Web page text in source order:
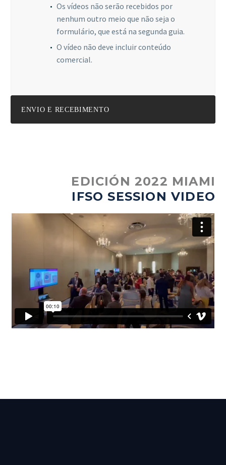
Os vídeos não serão recebidos por
nenhum outro meio que não seja o
formulário, que está na segunda guia.
O vídeo não deve incluir conteúdo
comercial.
ENVIO E RECEBIMENTO
EDICIÓN 2022 MIAMI
IFSO SESSION VIDEO